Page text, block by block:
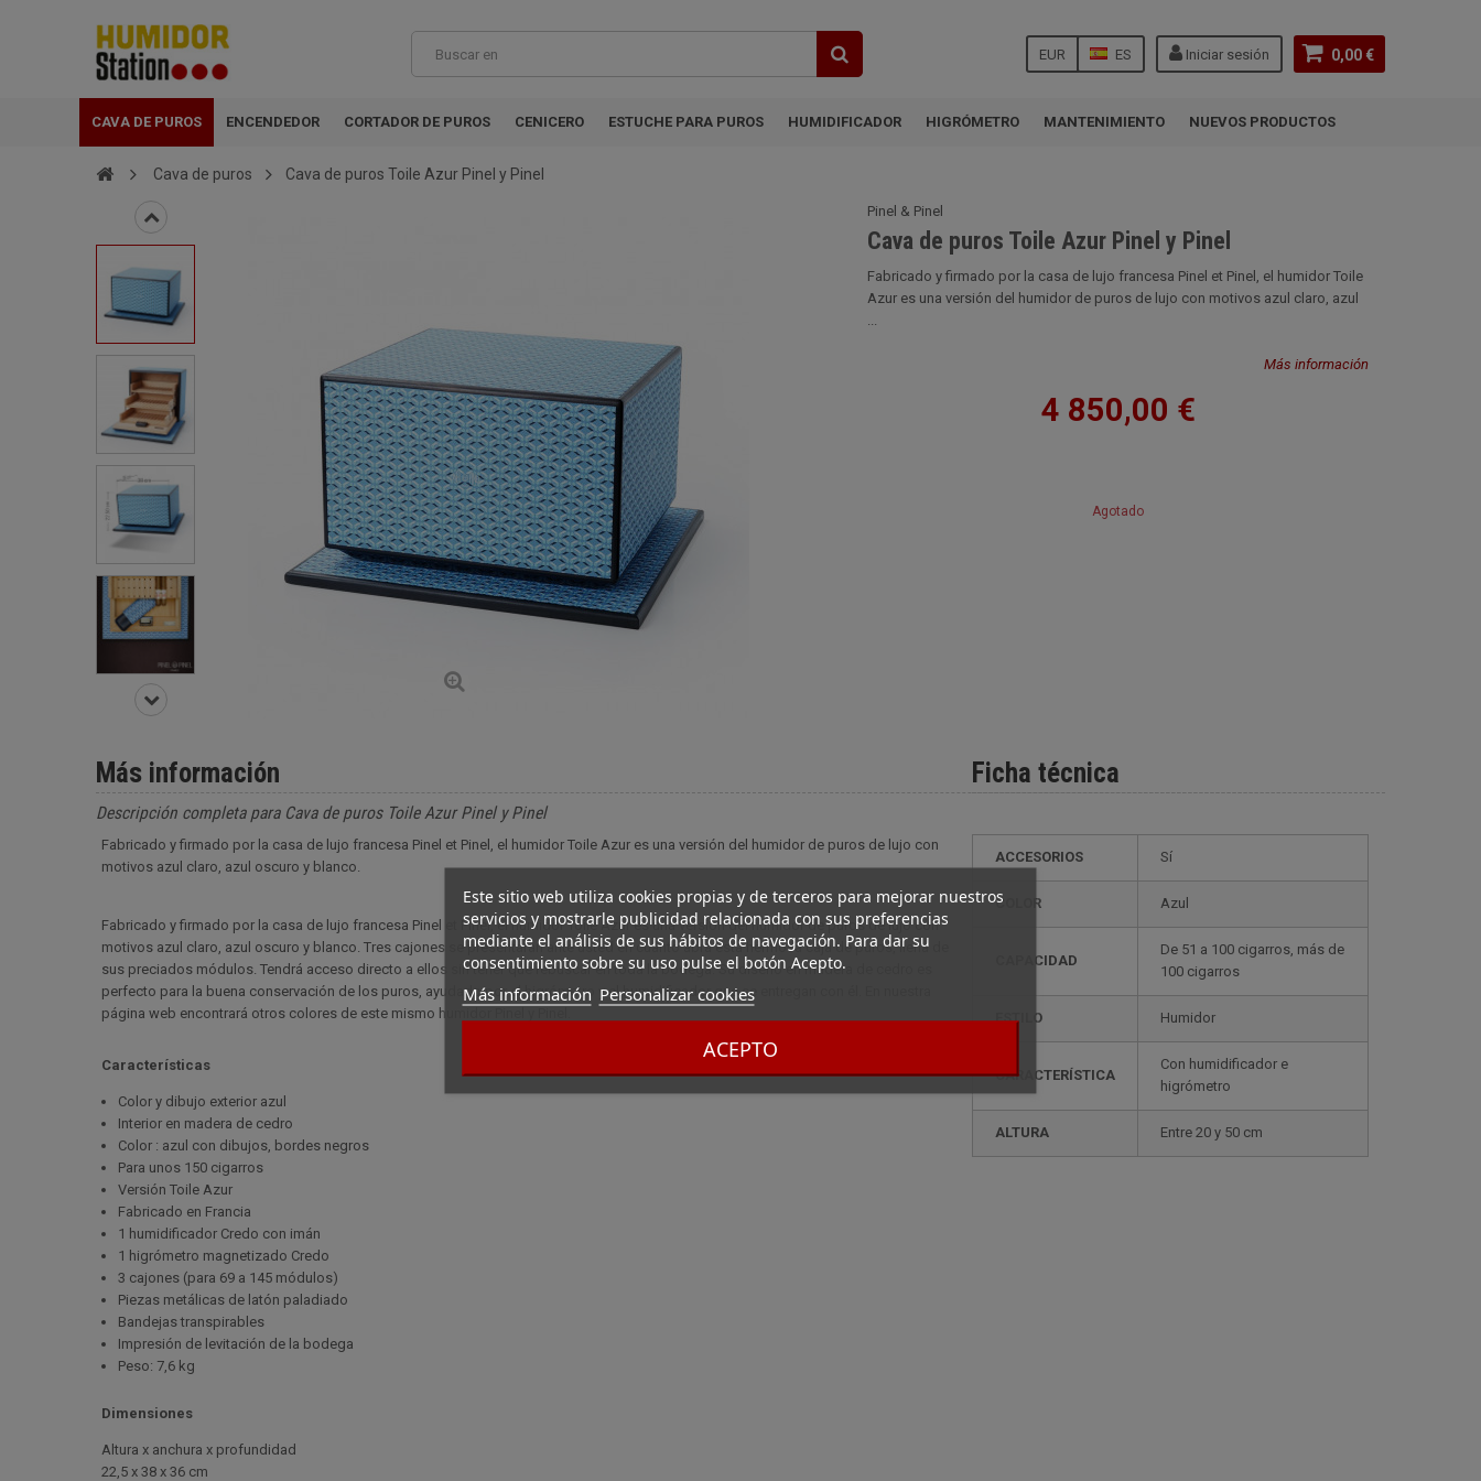
0,00 €
Iniciar sesión
ES
EUR
CAVA DE PUROS ENCENDEDOR CORTADOR DE PUROS CENICERO ESTUCHE PARA PUROS HUMIDIFICADOR HIGRÓMETRO MANTENIMIENTO NUEVOS PRODUCTOS
Este sitio web utiliza cookies propias y de terceros para mejorar nuestros
servicios y mostrarle publicidad relacionada con sus preferencias
mediante el análisis de sus hábitos de navegación. Para dar su
consentimiento sobre su uso pulse el botón Acepto.
Más información Personalizar cookies
ACEPTO
Cava de puros Cava de puros Toile Azur Pinel y Pinel
Pinel & Pinel
Cava de puros Toile Azur Pinel y Pinel
Fabricado y firmado por la casa de lujo francesa Pinel et Pinel, el humidor Toile
Azur es una versión del humidor de puros de lujo con motivos azul claro, azul
...
Más información
4 850,00 €
Agotado
Ficha técnica
ACCESORIOS Sí
COLOR Azul
CAPACIDAD
de 51 a 100 cigarros, más de
100 cigarros
ESTILO humidor
CARACTERÍSTICA
con humidificador e
higrómetro
ALTURA entre 20 y 50 cm
Más información
Descripción completa para Cava de puros Toile Azur Pinel y Pinel
Fabricado y firmado por la casa de lujo francesa Pinel et Pinel, el humidor Toile Azur es una versión del humidor de puros de lujo con
motivos azul claro, azul oscuro y blanco.
Fabricado y firmado por la casa de lujo francesa Pinel et Pinel, el humidor Toile Azur es una versión del humidor de puros de lujo con
motivos azul claro, azul oscuro y blanco. Tres cajones se presentarán ante usted en cuanto abra esta hermosa caja de puros, llena de
sus preciados módulos. Tendrá acceso directo a ellos sin tener que rebuscar en toda la bodega. Su diseño en madera de cedro es
perfecto para la buena conservación de los puros, ayudado por el higrómetro y el humidificador que se entregan con él. En nuestra
página web encontrará otros colores de este mismo humidor Pinel y Pinel.
Características
Color y dibujo exterior azul
Interior en madera de cedro
Color : azul con dibujos, bordes negros
Para unos 150 cigarros
Versión Toile Azur
Fabricado en Francia
1 humidificador Credo con imán
1 higrómetro magnetizado Credo
3 cajones (para 69 a 145 módulos)
Piezas metálicas de latón paladiado
Bandejas transpirables
Impresión de levitación de la bodega
Peso: 7,6 kg
Dimensiones
Altura x anchura x profundidad
22,5 x 38 x 36 cm